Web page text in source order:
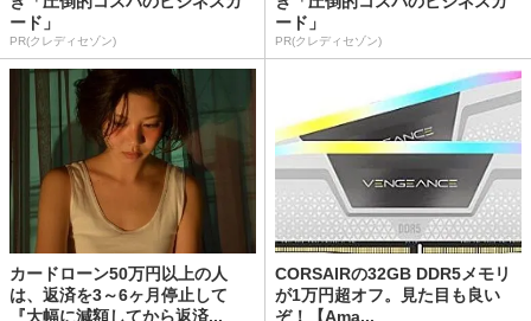
ード」
PR(クレディセゾン)
ード」
PR(クレディセゾン)
カードローン50万円以上の人
は、返済を3～6ヶ月停止して
『大幅に減額してから返済...
CORSAIRの32GB DDR5メモリ
が1万円超オフ。見た目も良い
ぞ！【Ama...